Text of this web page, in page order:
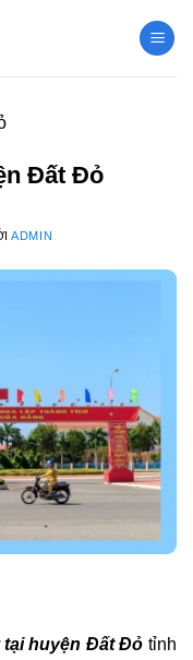
Đất Đỏ
ADMIN
tại huyện Đất Đỏ tỉnh